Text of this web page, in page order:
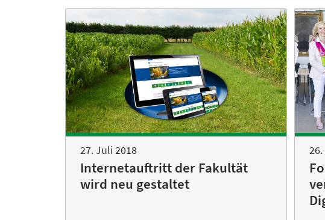
27. Juli 2018
Internetauftritt der Fakultät
wird neu gestaltet